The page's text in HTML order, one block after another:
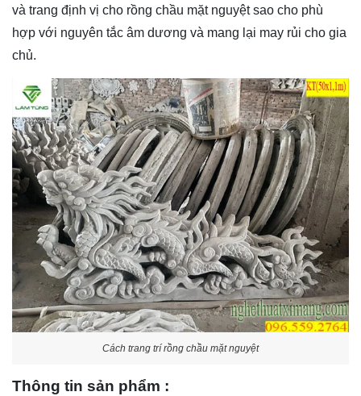
và trang định vị cho rồng chầu mặt nguyệt sao cho phù
hợp với nguyên tắc âm dương và mang lại may rủi cho gia
chủ.
Cách trang trí rồng chầu mặt nguyệt
Thông tin sản phẩm :